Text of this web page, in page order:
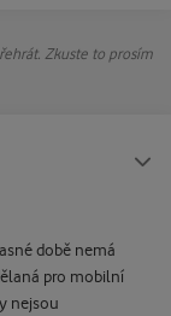
Zkuste to prosím
době nemá
pro mobilní
nejsou